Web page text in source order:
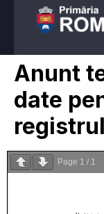
Anunt
date
Page 1 / 1